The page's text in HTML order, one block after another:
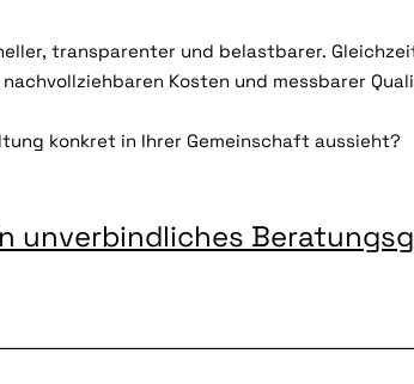
transparenter und belastbarer.
Kosten und messbarer
konkret in Ihrer Gemeinschaft aussieht?
unverbindliches